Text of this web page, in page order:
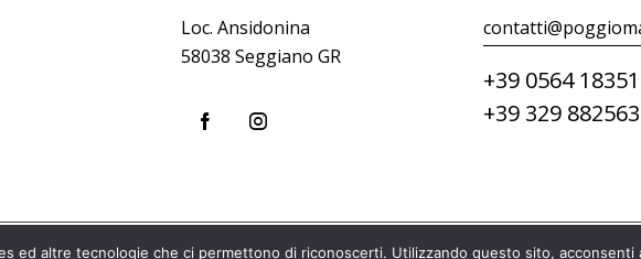
Loc. Ansidonina
58038 Seggiano GR
+39 0564
+39 329
ed altre tecnologie che ci permettono di riconoscerti. Utilizzando questo sito,